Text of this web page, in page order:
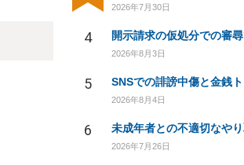
2026年7月30日
4
2026年8月3日
5
2026年8月4日
6
2026年7月26日